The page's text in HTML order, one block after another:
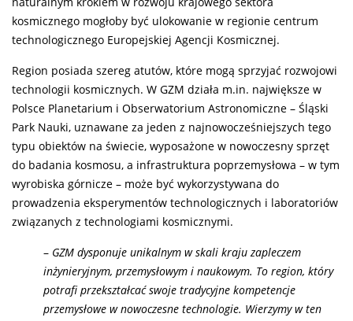
kosmicznego mogłoby być ulokowanie w regionie centrum
technologicznego Europejskiej Agencji Kosmicznej.
Region posiada szereg atutów, które mogą sprzyjać rozwojowi
technologii kosmicznych. W GZM działa m.in. największe w
Polsce Planetarium i Obserwatorium Astronomiczne – Śląski
Park Nauki, uznawane za jeden z najnowocześniejszych tego
typu obiektów na świecie, wyposażone w nowoczesny sprzęt
do badania kosmosu, a infrastruktura poprzemysłowa – w tym
wyrobiska górnicze – może być wykorzystywana do
prowadzenia eksperymentów technologicznych i laboratoriów
związanych z technologiami kosmicznymi.
– GZM dysponuje unikalnym w skali kraju zapleczem
inżynieryjnym, przemysłowym i naukowym. To region, który
potrafi przekształcać swoje tradycyjne kompetencje
przemysłowe w nowoczesne technologie. Wierzymy w ten